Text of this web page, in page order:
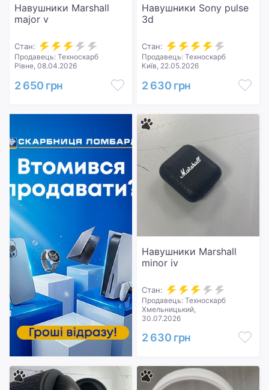
Навушники Marshall
major v
Стан:
Продавець: Техноскарб
Рівне, 08.04.2026
2 650 грн
Навушники Sony pulse
3d
Стан:
Продавець: Техноскарб
Київ, 22.05.2026
2 630 грн
Навушники Marshall
minor iv
Стан:
Продавець: Техноскарб
Хмельницький,
30.07.2026
2 630 грн